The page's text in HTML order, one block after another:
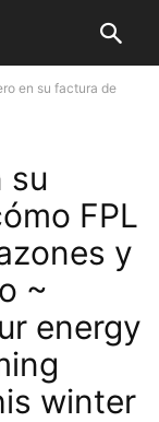
en su factura de
su
FPL
y
~
energy
winter